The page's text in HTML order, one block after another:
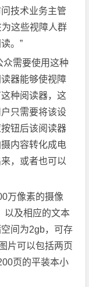
技术业务主管
为这些视障人群
。”
众需要使用这种
器能够使视障
种阅读器，这
只需要将该设
钮后该阅读器
内容转化成电
，或者也可以
万像素的摄像
以及相应的文本
间为2gb，可存
片可以包括两页
页的平装本小